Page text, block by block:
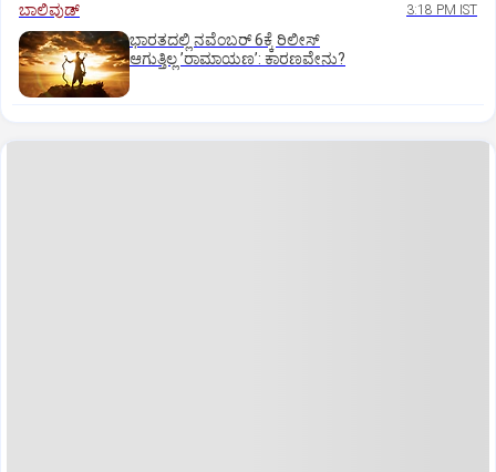
ಬಾಲಿವುಡ್‌ 3:18 PM IST
ಭಾರತದಲ್ಲಿ ನವೆಂಬರ್‌ 6ಕ್ಕೆ ರಿಲೀಸ್‌
ಆಗುತ್ತಿಲ್ಲ ʼರಾಮಾಯಣʼ: ಕಾರಣವೇನು?